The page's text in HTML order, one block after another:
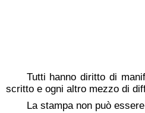
Tutti hanno diritto di
scritto e ogni altro mezzo di
La stampa non può